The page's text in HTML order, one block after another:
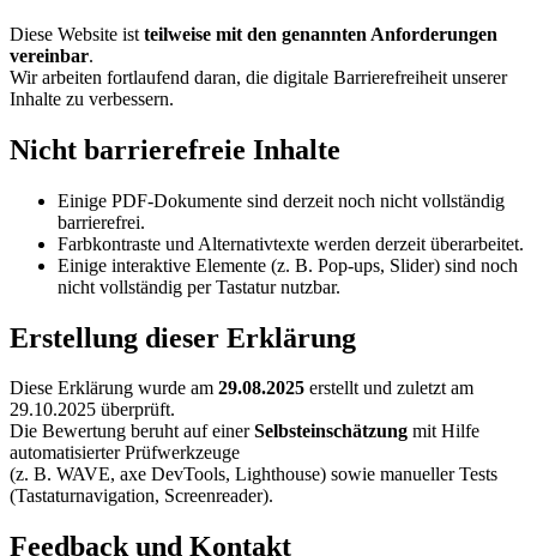
Diese Website ist teilweise mit den genannten Anforderungen
vereinbar.
Wir arbeiten fortlaufend daran, die digitale Barrierefreiheit unserer
Inhalte zu verbessern.
Nicht barrierefreie Inhalte
Einige PDF-Dokumente sind derzeit noch nicht vollständig
barrierefrei.
Farbkontraste und Alternativtexte werden derzeit überarbeitet.
Einige interaktive Elemente (z. B. Pop-ups, Slider) sind noch
nicht vollständig per Tastatur nutzbar.
Erstellung dieser Erklärung
Diese Erklärung wurde am 29.08.2025 erstellt und zuletzt am
29.10.2025 überprüft.
Die Bewertung beruht auf einerSelbsteinschätzung mit Hilfe
automatisierter Prüfwerkzeuge
(z. B. WAVE, axe DevTools, Lighthouse) sowie manueller Tests
(Tastaturnavigation, Screenreader).
Feedback und Kontakt